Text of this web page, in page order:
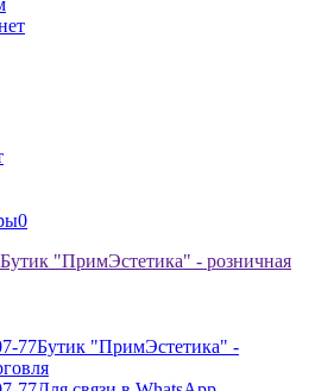
0
Бутик "ПримЭстетика" - розничная
77Бутик "ПримЭстетика" -